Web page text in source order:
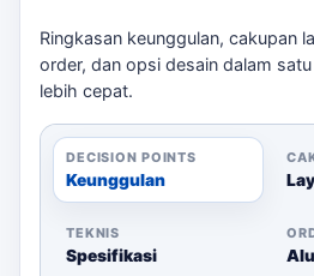
Kirim file logo atau
digunakan.
Konfirmasi harga dan
produksi.
Melakukan pembayaran
pengiriman.
Menunggu balon siap
Anda.
Ringkasan keunggulan, cakupan
order, dan opsi desain dalam
lebih cepat.
DECISION POINTS
Keunggulan
TEKNIS
Spesifikasi